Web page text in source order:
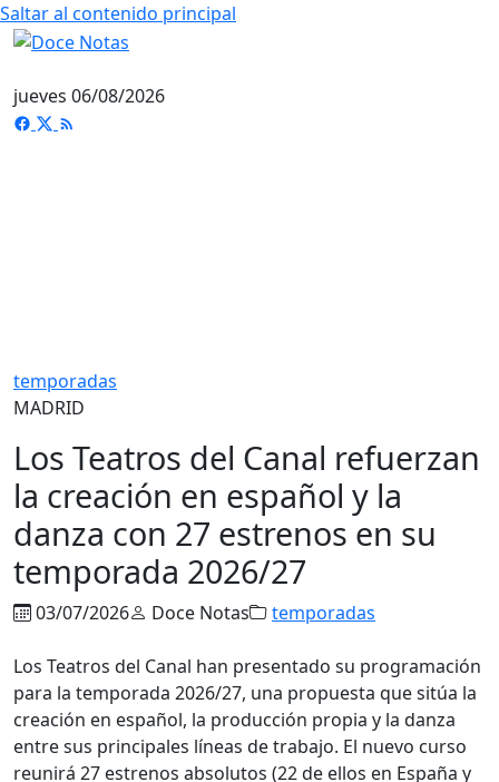
Saltar al contenido principal
jueves 06/08/2026
temporadas
MADRID
Los Teatros del Canal refuerzan
la creación en español y la
danza con 27 estrenos en su
temporada 2026/27
03/07/2026 Doce Notas temporadas
Los Teatros del Canal han presentado su programación
para la temporada 2026/27, una propuesta que sitúa la
creación en español, la producción propia y la danza
entre sus principales líneas de trabajo. El nuevo curso
reunirá 27 estrenos absolutos (22 de ellos en España y